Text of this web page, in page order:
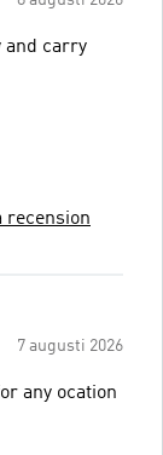
and carry
recension
7 augusti 2026
any ocation